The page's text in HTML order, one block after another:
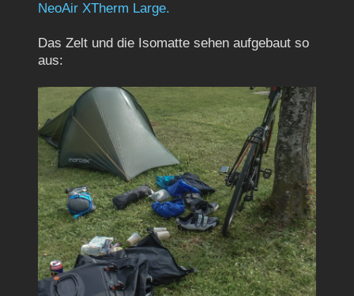
NeoAir XTherm Large.
Das Zelt und die Isomatte sehen aufgebaut so
aus: